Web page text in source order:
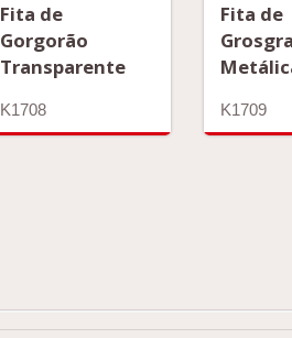
Fita de
Gorgorão
Transparente
K1708
Fita de
K1709